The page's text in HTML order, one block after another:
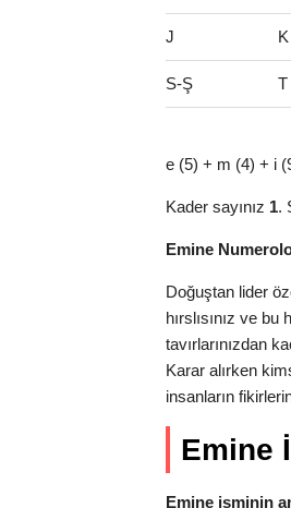
J K
S-Ş T
e (5) + m (4) + i
Kader sayınız 1.
Emine
Doğuştan lider
hırslısınız ve
tavırlarınızdan
Karar alırken
insanların
Emine
Emine isminin